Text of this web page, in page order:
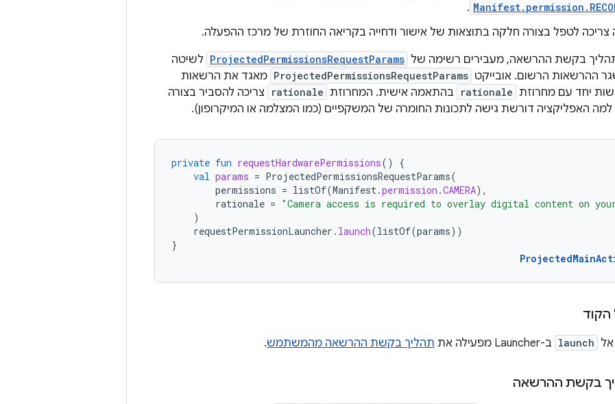
.
צריכה לטפל בצורה חלקה בתוצאות של אישור ודחייה בקריאה החוזרת של מרכז ההפעלה.
בקשת ההרשאה, מעבירים רשימה של ProjectedPermissionsRequestParams לשיטה
ההרשאות הרשום. אובייקט ProjectedPermissionsRequestParams מאגד את הרשאות
יחד עם מחרוזת rationale בהתאמה אישית. המחרוזת rationale
צריכה להסביר בצורה
למה האפליקציה דורשת גישה לתכונות החומרה של המשקפיים (כמו המצלמה או המיקרופון).
private fun requestHardwarePermissions()
{
val params = ProjectedPermissionsRequestParams(
permissions = listOf(Manifest.permission .CAMERA),
rationale = "Camera access is required to overlay digital content on
)
requestPermissionLauncher . launch(listOf(params))
}
הקוד
launch ב-Launcher מפעילה את תהליך בקשת ההרשאה מהמשתמש.
בקשת ההרשאה